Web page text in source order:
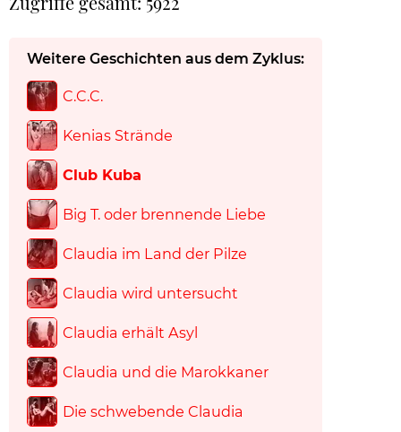
Weitere Geschichten aus dem Zyklus:
C.C.C.
Kenias Strände
Club Kuba
Big T. oder brennende Liebe
Claudia im Land der Pilze
Claudia wird untersucht
Claudia erhält Asyl
Claudia und die Marokkaner
Die schwebende Claudia